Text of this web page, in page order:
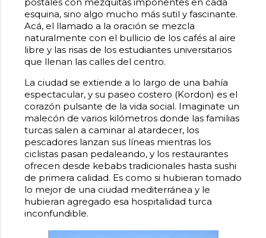
postales con mezquitas imponentes en cada
esquina, sino algo mucho más sutil y fascinante.
Acá, el llamado a la oración se mezcla
naturalmente con el bullicio de los cafés al aire
libre y las risas de los estudiantes universitarios
que llenan las calles del centro.
La ciudad se extiende a lo largo de una bahía
espectacular, y su paseo costero (Kordon) es el
corazón pulsante de la vida social. Imaginate un
malecón de varios kilómetros donde las familias
turcas salen a caminar al atardecer, los
pescadores lanzan sus líneas mientras los
ciclistas pasan pedaleando, y los restaurantes
ofrecen desde kebabs tradicionales hasta sushi
de primera calidad. Es como si hubieran tomado
lo mejor de una ciudad mediterránea y le
hubieran agregado esa hospitalidad turca
inconfundible.